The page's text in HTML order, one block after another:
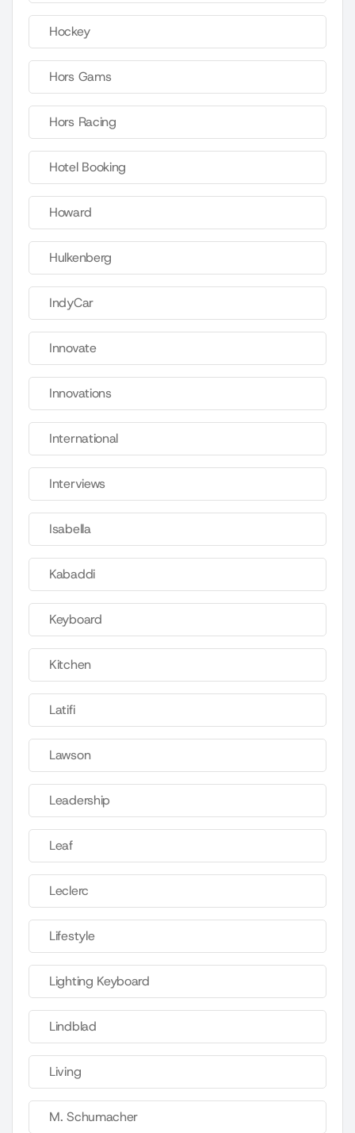
Hockey
Hors Gams
Hors Racing
Hotel Booking
Howard
Hulkenberg
IndyCar
Innovate
Innovations
International
Interviews
Isabella
Kabaddi
Keyboard
Kitchen
Latifi
Lawson
Leadership
Leaf
Leclerc
Lifestyle
Lighting Keyboard
Lindblad
Living
M. Schumacher